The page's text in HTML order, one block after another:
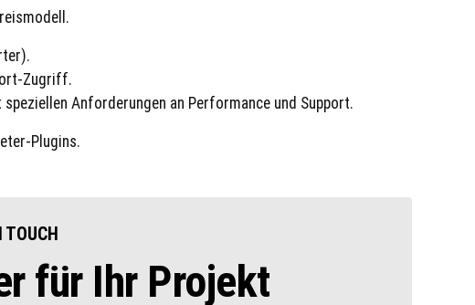
Zugriff.
Anforderungen an Performance und Support.
Plugins.
TOUCH
für Ihr Projekt